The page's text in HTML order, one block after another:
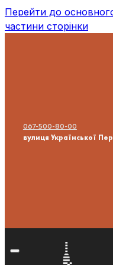
Перейти до
частини сторінки
067-500-80-00
вулиця Української